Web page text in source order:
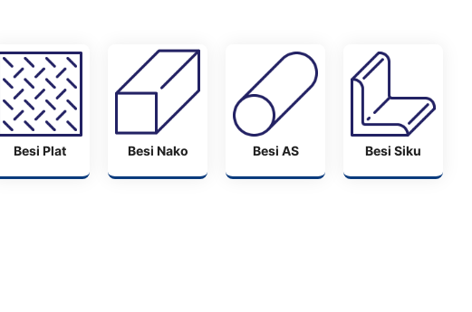
Besi Plat Besi Nako Besi AS Besi Siku